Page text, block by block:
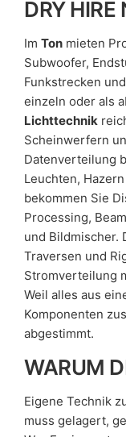
DRY HIRE
Im Ton mieten
Subwoofer,
Funkstrecken
einzeln oder als
Lichttechnik
Scheinwerfern
Datenverteilung
Leuchten,
bekommen Sie
Processing,
und Bildmischer.
Traversen und
Stromverteilung
Weil alles aus
Komponenten
abgestimmt.
WARUM
Eigene Technik
muss gelagert,